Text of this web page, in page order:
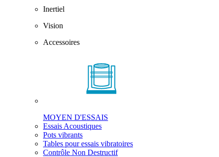
Inertiel
Vision
Accessoires
MOYEN D'ESSAIS
Essais Acoustiques
Pots vibrants
Tables pour essais vibratoires
Contrôle Non Destructif